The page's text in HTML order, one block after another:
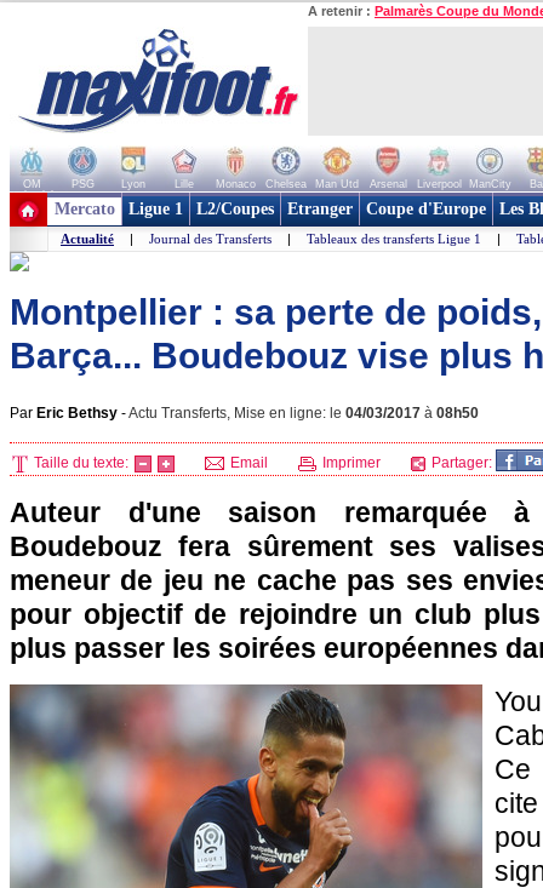
A retenir : Palmarès Coupe du
OM PSG Lyon Lille Monaco Chelsea Man Utd Arsenal Liverpool ManCity
+ de clubs
Mercato Ligue 1 L2/Coupes Etranger Coupe d'Europe Les
Actualité | Journal des Transferts | Tableaux des transferts Ligue 1 |
Montpellier : sa perte de
Barça... Boudebouz vise plus
Par Eric Bethsy -Actu Transferts, Mise en ligne: le 04/03/2017 à 08h50
Taille du texte: Email Imprimer Partager:
Auteur d'une saison remarquée à
Boudebouz fera sûrement ses
meneur de jeu ne cache pas ses
pour objectif de rejoindre un club
plus passer les soirées européennes